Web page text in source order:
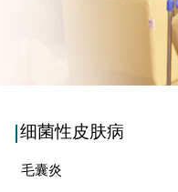
细菌性皮肤病
毛囊炎